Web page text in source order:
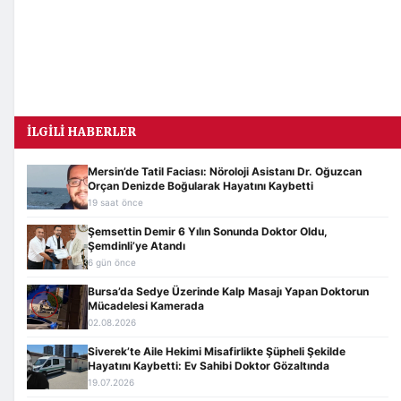
İLGILI HABERLER
Mersin’de Tatil Faciası: Nöroloji Asistanı Dr. Oğuzcan
Orçan Denizde Boğularak Hayatını Kaybetti
19 saat önce
Şemsettin Demir 6 Yılın Sonunda Doktor Oldu,
Şemdinli’ye Atandı
6 gün önce
Bursa’da Sedye Üzerinde Kalp Masajı Yapan Doktorun
Mücadelesi Kamerada
02.08.2026
Siverek’te Aile Hekimi Misafirlikte Şüpheli Şekilde
Hayatını Kaybetti: Ev Sahibi Doktor Gözaltında
19.07.2026